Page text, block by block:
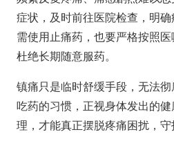
症状，及时前往医院检查，明
需使用止痛药，也要严格按照医
杜绝长期随意服药。
镇痛只是临时舒缓手段，无法
吃药的习惯，正视身体发出的
理，才能真正摆脱疼痛困扰，守